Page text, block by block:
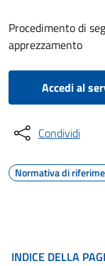
Procedimento di
apprezzamento
Accedi al
Condividi
Normativa di
INDICE DELLA